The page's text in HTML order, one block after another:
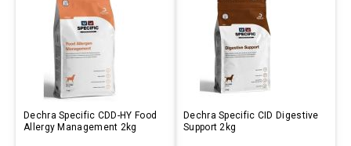
Dechra Specific CDD-HY Food
Allergy Management 2kg
Dechra Specific CID Digestive
Support 2kg